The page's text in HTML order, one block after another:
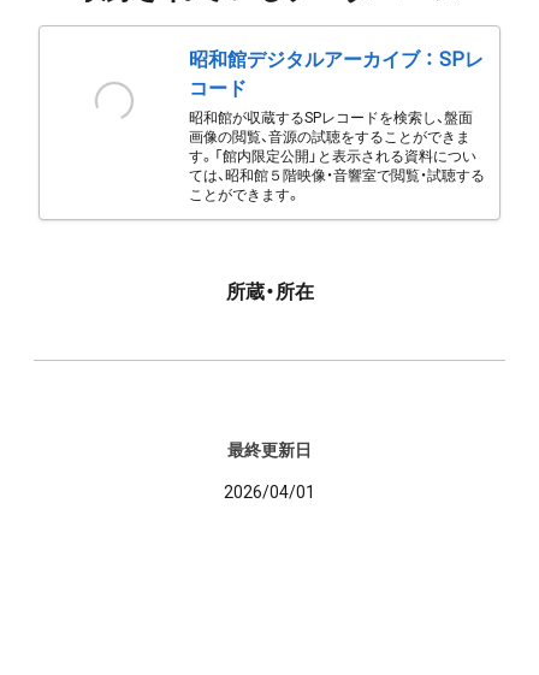
昭和館デジタルアーカイブ ： SPレ
コード
昭和館が収蔵するSPレコードを検索し、盤面
画像の閲覧、音源の試聴をすることができま
す。「館内限定公開」と表示される資料につい
ては、昭和館５階映像・音響室で閲覧・試聴する
ことができます。
所蔵・所在
最終更新日
2026/04/01